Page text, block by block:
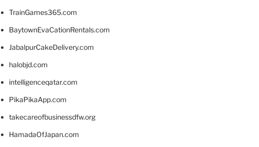
TrainGames365.com
BaytownEvaCationRentals.com
JabalpurCakeDelivery.com
halobjd.com
intelligenceqatar.com
PikaPikaApp.com
takecareofbusinessdfw.org
HamadaOfJapan.com